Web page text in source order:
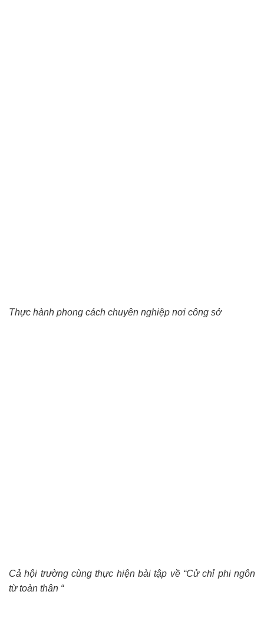
Thực hành phong cách chuyên nghiệp nơi công sở
Cả hội trường cùng thực hiện bài tập về “Cử chỉ phi ngôn
từ toàn thân “